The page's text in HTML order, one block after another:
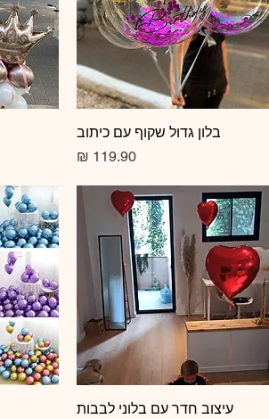
תצוגה מהירה
בלון גדול שקוף עם כיתוב
מחיר
תצוגה מהירה
עיצוב חדר עם בלוני לבבות